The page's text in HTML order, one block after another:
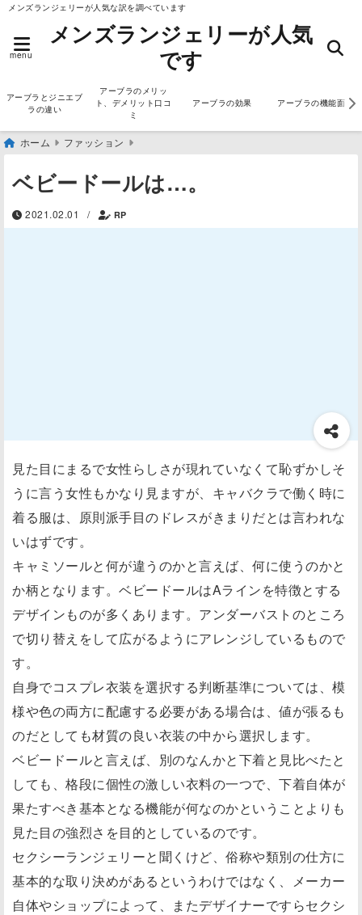
メンズランジェリーが人気な訳を調べています
menu
メンズランジェリーが人気
です
アーブラとジニエブ
ラの違い
アーブラのメリッ
ト、デメリット口コ
ミ
アーブラの効果 アーブラの機能面
ホーム ファッション
ベビードールは…。
2021.02.01 / RP
見た目にまるで女性らしさが現れていなくて恥ずかしそ
うに言う女性もかなり見ますが、キャバクラで働く時に
着る服は、原則派手目のドレスがきまりだとは言われな
いはずです。
キャミソールと何が違うのかと言えば、何に使うのかと
か柄となります。ベビードールはAラインを特徴とする
デザインものが多くあります。アンダーバストのところ
で切り替えをして広がるようにアレンジしているもので
す。
自身でコスプレ衣装を選択する判断基準については、模
様や色の両方に配慮する必要がある場合は、値が張るも
のだとしても材質の良い衣装の中から選択します。
ベビードールと言えば、別のなんかと下着と見比べたと
しても、格段に個性の激しい衣料の一つで、下着自体が
果たすべき基本となる機能が何なのかということよりも
見た目の強烈さを目的としているのです。
セクシーランジェリーと聞くけど、俗称や類別の仕方に
基本的な取り決めがあるというわけではなく、メーカー
自体やショップによって、またデザイナーですらセクシ